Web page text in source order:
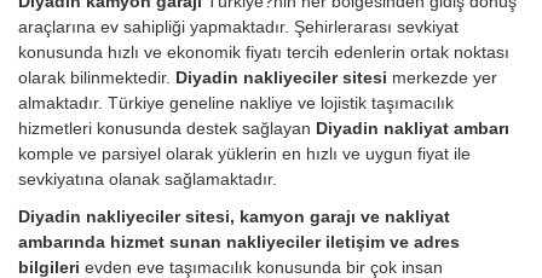
araçlarına ev sahipliği yapmaktadır. Şehirlerarası sevkiyat
konusunda hızlı ve ekonomik fiyatı tercih edenlerin ortak noktası
olarak bilinmektedir. Diyadin nakliyeciler sitesi merkezde yer
almaktadır. Türkiye geneline nakliye ve lojistik taşımacılık
hizmetleri konusunda destek sağlayan Diyadin nakliyat ambarı
komple ve parsiyel olarak yüklerin en hızlı ve uygun fiyat ile
sevkiyatına olanak sağlamaktadır.
Diyadin nakliyeciler sitesi, kamyon garajı ve nakliyat
ambarında hizmet sunan nakliyeciler iletişim ve adres
bilgileri evden eve taşımacılık konusunda bir çok insan